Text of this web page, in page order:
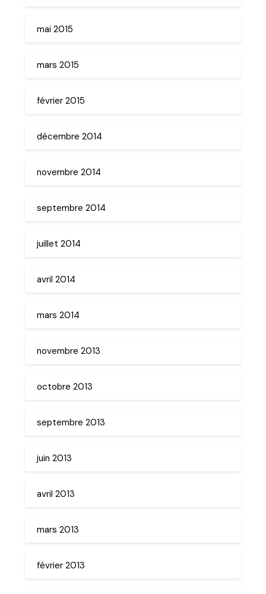
mai 2015
mars 2015
février 2015
décembre 2014
novembre 2014
septembre 2014
juillet 2014
avril 2014
mars 2014
novembre 2013
octobre 2013
septembre 2013
juin 2013
avril 2013
mars 2013
février 2013